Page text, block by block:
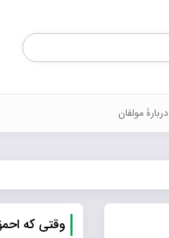
search
دربارۀ مولفان
وقتی که